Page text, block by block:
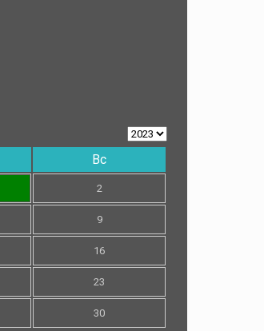
Вс
2
9
16
23
30